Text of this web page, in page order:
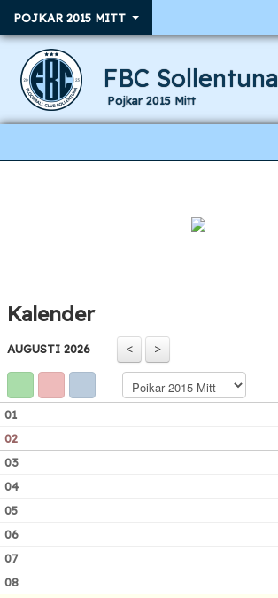
POJKAR 2015 MITT
FBC Sollentuna
Pojkar 2015 Mitt
Kalender
AUGUSTI 2026
01
02
03
04
05
06
07
08